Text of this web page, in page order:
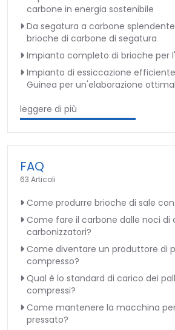
carbone in energia sostenibile
Da segatura a carbone
brioche di carbone di segatura
Impianto completo di brioche per
Impianto di essiccazione
Guinea per un'elaborazione
leggere di più
FAQ
63 Articoli
Come produrre brioche di sale
Come fare il carbone dalle noci di
carbonizzatori?
Come diventare un produttore di
compresso?
Qual è lo standard di carico dei
compressi?
Come mantenere la macchina
pressato?